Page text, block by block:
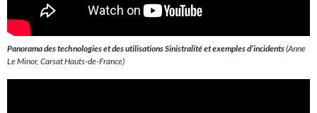
Panorama des technologies et des utilisations Sinistralité et exemples d’incidents(Anne
Le Minor, Carsat Hauts-de-France)